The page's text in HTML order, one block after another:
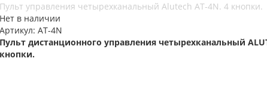
Пульт управления четырехканальный Alutech AT-4N. 4 кнопки.
Нет в наличии
Артикул: AT-4N
Пульт дистанционного управления четырехканальный
кнопки.